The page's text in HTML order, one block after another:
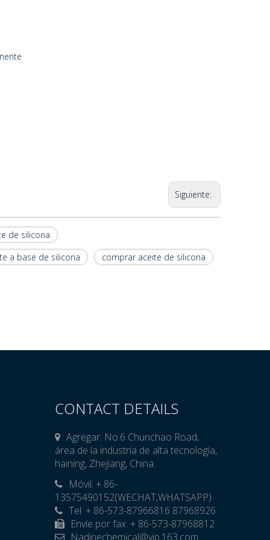
Siguiente:
de silicona
a base de silicona
comprar aceite de silicona
CONTACT DETAILS
Agregar: No.6 Chunchao Road,
área de la industria de alta tecnología,
haining, Zhejiang, China.

Móvil: + 86-
13575490152(WECHAT,WHATSAPP)
Tel: + 86-573-87966816 87968926
Envíe por fax: + 86-573-87968812
 Nadinechemical@vip.163.com